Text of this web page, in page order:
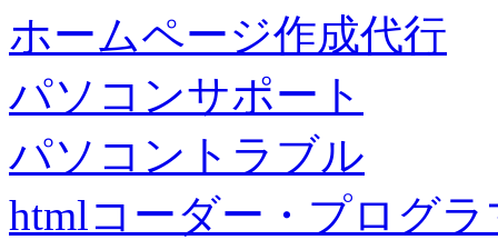
ホームページ作成代行
パソコンサポート
パソコントラブル
htmlコーダー・プログラ